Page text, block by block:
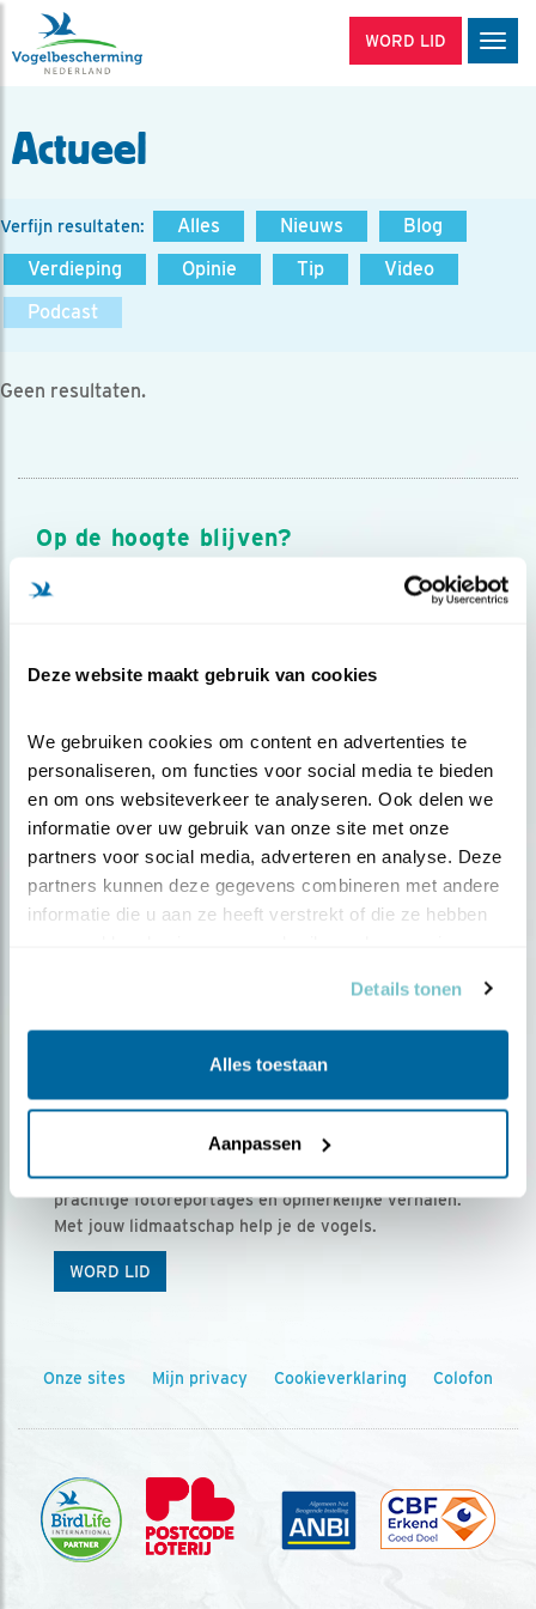
Deze website maakt gebruik van cookies
We gebruiken cookies om content en advertenties te
personaliseren, om functies voor social media te bieden
en om ons websiteverkeer te analyseren. Ook delen we
informatie over uw gebruik van onze site met onze
partners voor social media, adverteren en analyse. Deze
partners kunnen deze gegevens combineren met andere
informatie die u aan ze heeft verstrekt of die ze hebben
Details tonen
Alles toestaan
Aanpassen
WORD LID
Actueel
Verfijn resultaten: Alles Nieuws
Blog
Verdieping
Opinie Tip
Video
Podcast
Geen resultaten.
Op de hoogte blijven?
Meld je aan en ontvang nieuws, inspiratie, acties en tips
over vogels en activiteiten van Vogelbescherming.
Ontvang 5 x Vogels voor € 36,00 per jaar
Vogels is het tijdschrift voor onze leden, met
prachtige fotoreportages en opmerkelijke verhalen.
Met jouw lidmaatschap help je de vogels.
WORD LID
Onze sites Mijn privacy Cookieverklaring Colofon